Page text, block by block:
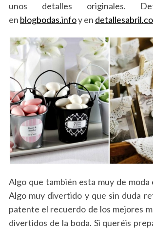
unos detalles originales.
en blogbodas.infoy en
Algo que también esta muy de moda
Algo muy divertido y que sin duda
patente el recuerdo de los mejores
divertidos de la boda. Si queréis